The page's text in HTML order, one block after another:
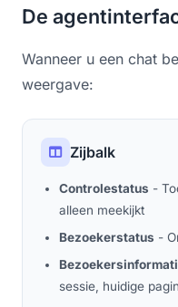
De
Wanneer u een chat
weergave:
Zijbalk
Controlestatus -
alleen meekijkt
Bezoekerstatus -
sessie, huidige